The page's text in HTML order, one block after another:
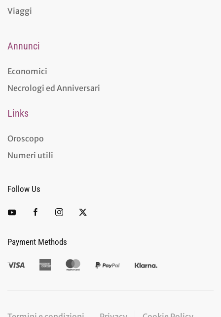
Viaggi
Annunci
Economici
Necrologi ed Anniversari
Links
Oroscopo
Numeri utili
Follow Us
Payment Methods